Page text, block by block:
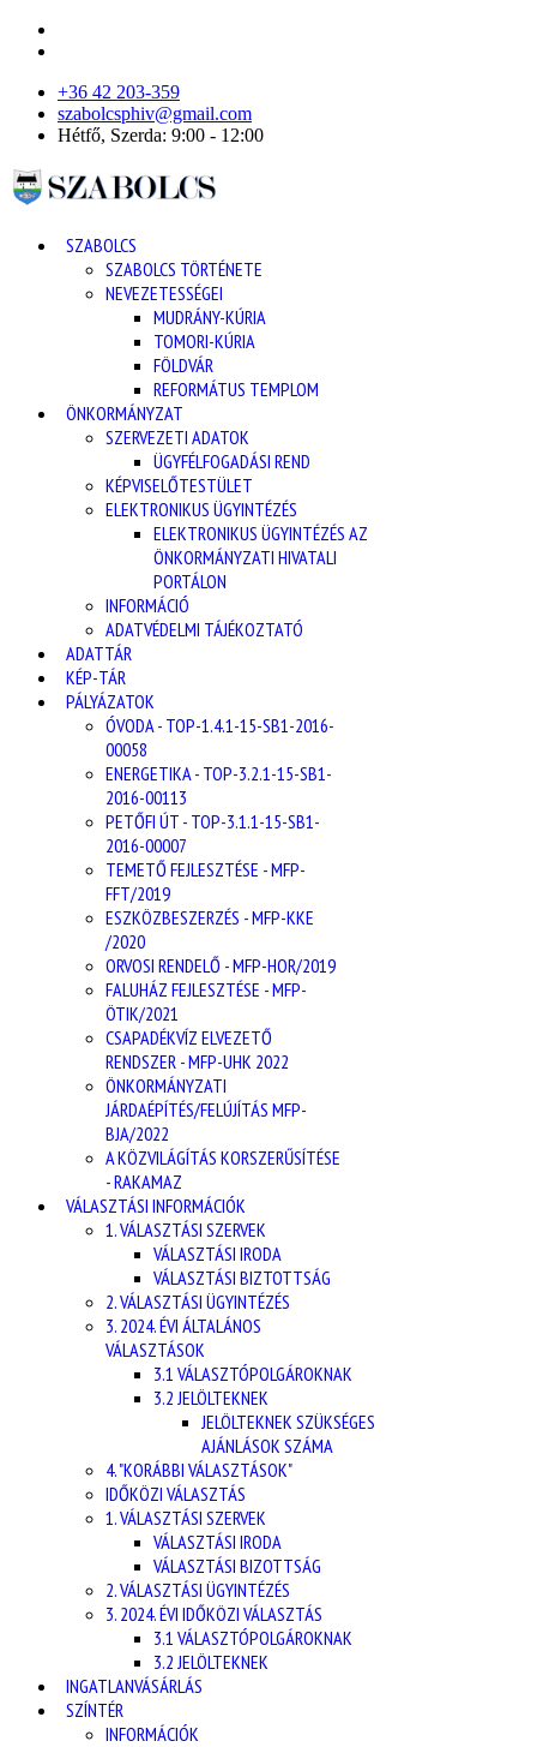
+36 42 203-359
szabolcsphiv@gmail.com
Hétfő, Szerda: 9:00 - 12:00
SZABOLCS
SZABOLCS TÖRTÉNETE
NEVEZETESSÉGEI
MUDRÁNY-KÚRIA
TOMORI-KÚRIA
FÖLDVÁR
REFORMÁTUS TEMPLOM
ÖNKORMÁNYZAT
SZERVEZETI ADATOK
ÜGYFÉLFOGADÁSI REND
KÉPVISELŐTESTÜLET
ELEKTRONIKUS ÜGYINTÉZÉS
ELEKTRONIKUS ÜGYINTÉZÉS AZ
ÖNKORMÁNYZATI HIVATALI
PORTÁLON
INFORMÁCIÓ
ADATVÉDELMI TÁJÉKOZTATÓ
ADATTÁR
KÉP-TÁR
PÁLYÁZATOK
ÓVODA - TOP-1.4.1-15-SB1-2016-
00058
ENERGETIKA - TOP-3.2.1-15-SB1-
2016-00113
PETŐFI ÚT - TOP-3.1.1-15-SB1-
2016-00007
TEMETŐ FEJLESZTÉSE - MFP-
FFT/2019
ESZKÖZBESZERZÉS - MFP-KKE
/2020
ORVOSI RENDELŐ - MFP-HOR/2019
FALUHÁZ FEJLESZTÉSE - MFP-
ÖTIK/2021
CSAPADÉKVÍZ ELVEZETŐ
RENDSZER - MFP-UHK 2022
ÖNKORMÁNYZATI
JÁRDAÉPÍTÉS/FELÚJÍTÁS MFP-
BJA/2022
A KÖZVILÁGÍTÁS KORSZERŰSÍTÉSE
- RAKAMAZ
VÁLASZTÁSI INFORMÁCIÓK
1. VÁLASZTÁSI SZERVEK
VÁLASZTÁSI IRODA
VÁLASZTÁSI BIZTOTTSÁG
2. VÁLASZTÁSI ÜGYINTÉZÉS
3. 2024. ÉVI ÁLTALÁNOS
VÁLASZTÁSOK
3.1 VÁLASZTÓPOLGÁROKNAK
3.2 JELÖLTEKNEK
JELÖLTEKNEK SZÜKSÉGES
AJÁNLÁSOK SZÁMA
4. "KORÁBBI VÁLASZTÁSOK"
IDŐKÖZI VÁLASZTÁS
1. VÁLASZTÁSI SZERVEK
VÁLASZTÁSI IRODA
VÁLASZTÁSI BIZOTTSÁG
2. VÁLASZTÁSI ÜGYINTÉZÉS
3. 2024. ÉVI IDŐKÖZI VÁLASZTÁS
3.1 VÁLASZTÓPOLGÁROKNAK
3.2 JELÖLTEKNEK
INGATLANVÁSÁRLÁS
SZÍNTÉR
INFORMÁCIÓK